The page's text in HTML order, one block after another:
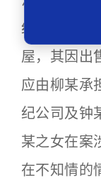
纪公司、
屋，其因出
应由柳某承
纪公司及钟
某之女在案
在不知情的